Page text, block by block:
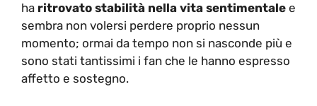
ha ritrovato stabilità nella vita sentimentale e
sembra non volersi perdere proprio nessun
momento; ormai da tempo non si nasconde più e
sono stati tantissimi i fan che le hanno espresso
affetto e sostegno.